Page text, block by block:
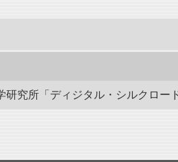
研究所「ディジタル・シルクロ